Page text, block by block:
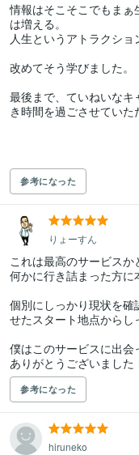
情報はそこそこでもま
は増える。
人生というアトラクショ
改めてそう学びました。
最後まで、ていねいな
き時間を過ごさせていた
参考になった
りょーすん
これは最高のサービスか
何かに行き詰まった方に
個別にしっかり現状を
せたスタート地点からし
僕はこのサービスに出会
参考になった
hiruneko